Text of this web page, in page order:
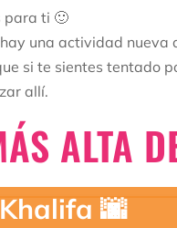
para ti 🙂
una actividad nueva
si te sientes tentado
allí.
ALTA
🌆